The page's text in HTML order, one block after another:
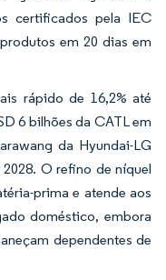
certificados pela IEC
em 20 dias em
rápido de 16,2% até
6 bilhões da CATL em
da Hyundai-LG
O refino de níquel
prima e atende aos
doméstico, embora
dependentes de